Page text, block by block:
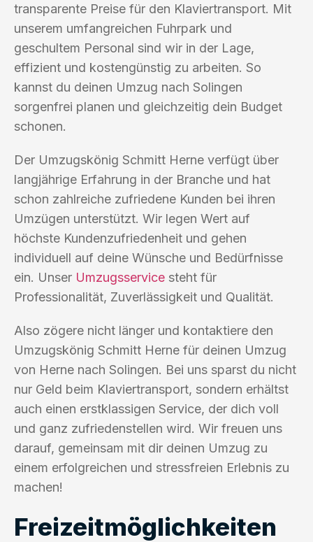
transparente Preise für den Klaviertransport. Mit
unserem umfangreichen Fuhrpark und
geschultem Personal sind wir in der Lage,
effizient und kostengünstig zu arbeiten. So
kannst du deinen Umzug nach Solingen
sorgenfrei planen und gleichzeitig dein Budget
schonen.
Der Umzugskönig Schmitt Herne verfügt über
langjährige Erfahrung in der Branche und hat
schon zahlreiche zufriedene Kunden bei ihren
Umzügen unterstützt. Wir legen Wert auf
höchste Kundenzufriedenheit und gehen
individuell auf deine Wünsche und Bedürfnisse
ein. Unser Umzugsservice steht für
Professionalität, Zuverlässigkeit und Qualität.
Also zögere nicht länger und kontaktiere den
Umzugskönig Schmitt Herne für deinen Umzug
von Herne nach Solingen. Bei uns sparst du nicht
nur Geld beim Klaviertransport, sondern erhältst
auch einen erstklassigen Service, der dich voll
und ganz zufriedenstellen wird. Wir freuen uns
darauf, gemeinsam mit dir deinen Umzug zu
einem erfolgreichen und stressfreien Erlebnis zu
machen!
Freizeitmöglichkeiten